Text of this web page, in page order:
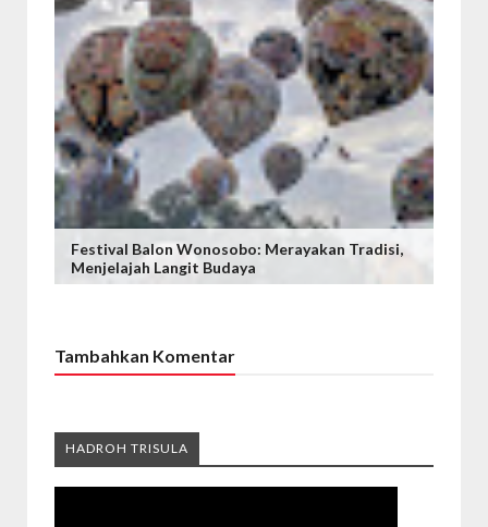
Festival Balon Wonosobo: Merayakan Tradisi,
Menjelajah Langit Budaya
Tambahkan Komentar
HADROH TRISULA